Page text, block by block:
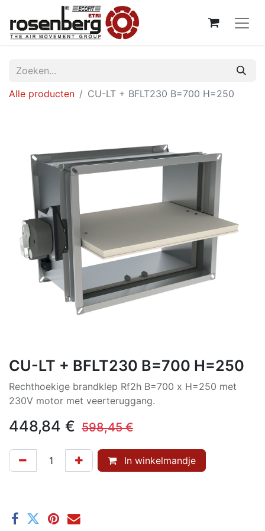
Alle producten CU-LT + BFLT230 B=700 H=250
CU-LT + BFLT230 B=700 H=250
Rechthoekige brandklep Rf2h B=700 x H=250 met
230V motor met veerteruggang.
448,84 € 598,45€
In winkelmandje